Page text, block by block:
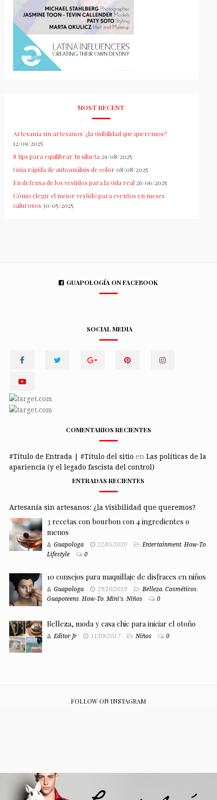
MOST RECENT
Artesanía sin artesanos: ¿la visibilidad que queremos?
12/09/2025
8 tips para equilibrar tu silueta 29/08/2025
Guía rápida de autoanálisis de color 08/08/2025
En defensa de los vestidos para la vida real 26/06/2025
Cómo elegir el mejor vestido para eventos en meses
calurosos 30/05/2025
GUAPOLOGÍA ON FACEBOOK
SOCIAL MEDIA
COMENTARIOS RECIENTES
#Título de Entrada | #Título del sitio en Las políticas de la
apariencia (y el legado fascista del control)
ENTRADAS RECIENTES
Artesanía sin artesanos: ¿la visibilidad que queremos?
3 recetas con bourbon con 4 ingredientes o
menos
Guapologa 22/05/2020 Entertainment,How-To,
Lifestyle
0
10 consejos para maquillaje de disfraces en niños
Guapologa 29/10/2019 Belleza, Cosméticos,
Guapoteens,How-To,Mini's,Niños 0
Belleza, moda y casa chic para iniciar el otoño
Editor Jr 11/09/2017 Niños 0
FOLLOW ON INSTAGRAM